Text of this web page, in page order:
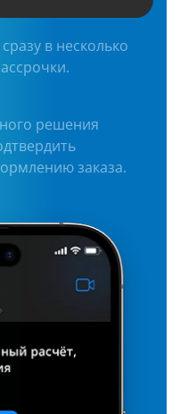
в несколько
решения
заказа.